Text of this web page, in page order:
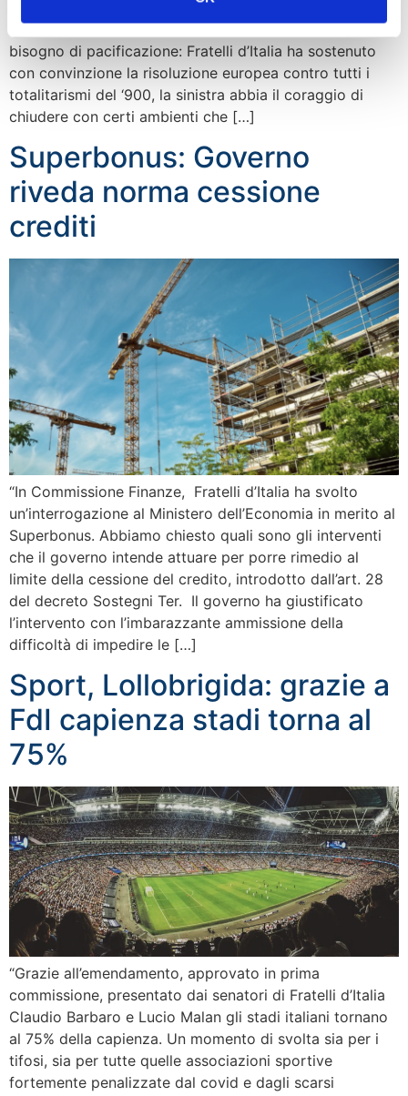
dopo aver commemorato il Giorno del Ricordo dei
martiri delle Foibe. La storia della nostra Nazione ha
bisogno di pacificazione: Fratelli d’Italia ha sostenuto
con convinzione la risoluzione europea contro tutti i
totalitarismi del ‘900, la sinistra abbia il coraggio di
chiudere con certi ambienti che […]
Superbonus: Governo
riveda norma cessione
crediti
“In Commissione Finanze, Fratelli d’Italia ha svolto
un’interrogazione al Ministero dell’Economia in merito al
Superbonus. Abbiamo chiesto quali sono gli interventi
che il governo intende attuare per porre rimedio al
limite della cessione del credito, introdotto dall’art. 28
del decreto Sostegni Ter. Il governo ha giustificato
l’intervento con l’imbarazzante ammissione della
difficoltà di impedire le […]
Sport, Lollobrigida: grazie a
FdI capienza stadi torna al
75%
“Grazie all’emendamento, approvato in prima
commissione, presentato dai senatori di Fratelli d’Italia
Claudio Barbaro e Lucio Malan gli stadi italiani tornano
al 75% della capienza. Un momento di svolta sia per i
tifosi, sia per tutte quelle associazioni sportive
fortemente penalizzate dal covid e dagli scarsi